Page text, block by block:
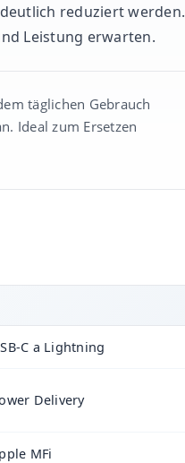
reduziert werden.
Leistung erwarten.
täglichen Gebrauch
Ideal zum Ersetzen
C a Lightning
Delivery
MFi